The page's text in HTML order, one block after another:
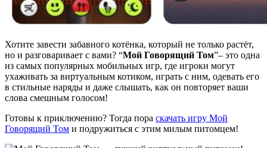
Хотите завести забавного котёнка, который не только растёт,
но и разговаривает с вами? “Мой Говорящий Том”– это одна
из самых популярных мобильных игр, где игроки могут
ухаживать за виртуальным котиком, играть с ним, одевать его
в стильные наряды и даже слышать, как он повторяет ваши
слова смешным голосом!
Готовы к приключению? Тогда пора скачать игру Мой
Говорящий Том и подружиться с этим милым питомцем!